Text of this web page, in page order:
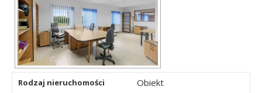
Rodzaj nieruchomości Obiekt